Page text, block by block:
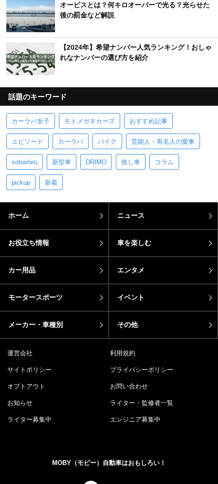
オービスとは？何キロオーバーで光る？光らせた
後の罰金など解説
【2024年】希望ナンバー人気ランキング！おしゃ
れなナンバーの選び方を紹介
話題のキーワード
カーラバ女子 モトメガネカーズ おすすめ記事
エピソード カーラバ バイク 芸能人・有名人の愛車
sotoshiru 新型車 DRIMO 推し車 コラム
pickup 新着
ホーム ニュース
お役立ち情報 車を楽しむ
カー用品 エンタメ
モータースポーツ イベント
メーカー・車種別 その他
運営会社 利用規約
サイトポリシー プライバシーポリシー
オプトアウト お問い合わせ
お知らせ ライター・監修者一覧
ライター募集中 エンジニア募集中
MOBY（モビー）自動車はおもしろい！